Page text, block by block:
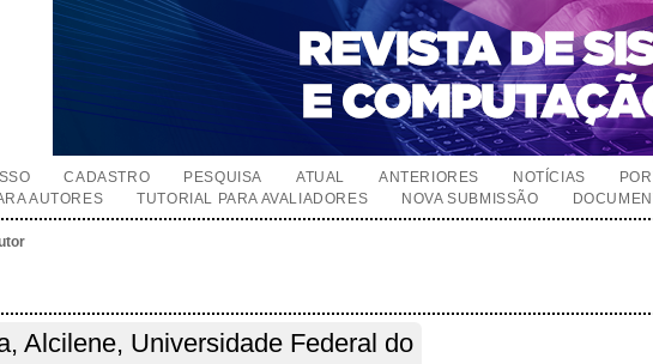
CADASTRO PESQUISA ATUAL ANTERIORES NOTÍCIAS
AUTORES TUTORIAL PARA AVALIADORES NOVA SUBMISSÃO
Alcilene, Universidade Federal do